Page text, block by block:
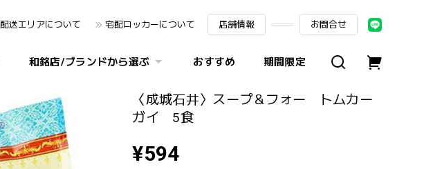
配送エリアについて 宅配ロッカーについて 店舗情報 お問合せ
和銘店/ブランドから選ぶ おすすめ 期間限定
〈成城石井〉スープ＆フォー トムカー
ガイ 5食
¥594